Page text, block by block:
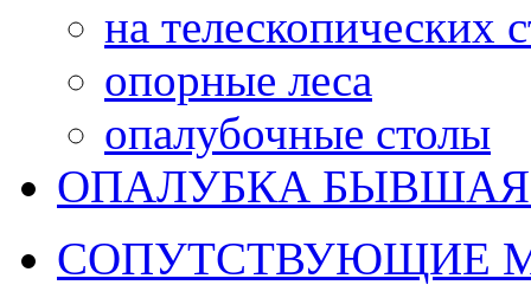
на телескопических
опорные леса
опалубочные столы
ОПАЛУБКА
CОПУТСТВУЮЩИЕ